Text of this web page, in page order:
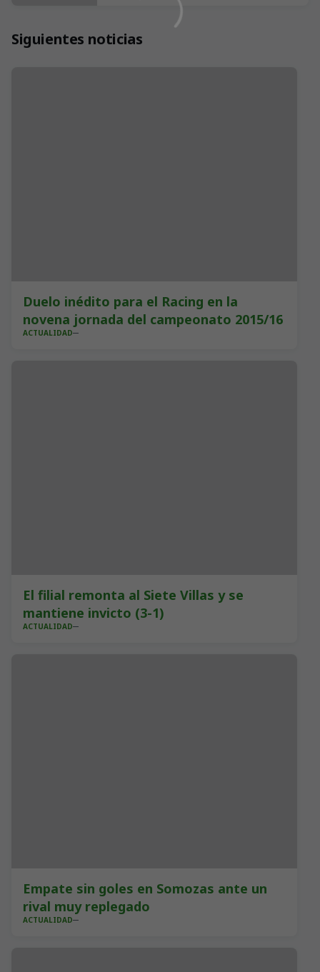
Siguientes noticias
Duelo inédito para el Racing en la
novena jornada del campeonato 2015/16
ACTUALIDAD
El filial remonta al Siete Villas y se
mantiene invicto (3-1)
ACTUALIDAD
Empate sin goles en Somozas ante un
rival muy replegado
ACTUALIDAD